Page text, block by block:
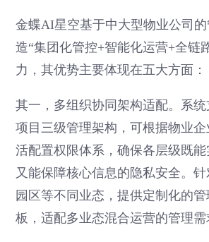
金蝶AI星空基于中大型物业公司
造“集团化管控+智能化运营+全链
力，其优势主要体现在五大方面：
其一，多组织协同架构适配。系
项目三级管理架构，可根据物业
活配置权限体系，确保各层级既能
又能保障核心信息的隐私安全。针
园区等不同业态，提供定制化的
板，适配多业态混合运营的管理需